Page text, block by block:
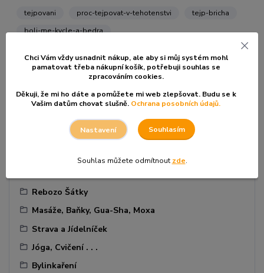
Kategorie blogu
Tradiční Čínská Medicína
Rebozo Šátky
Masáže, Baňky, Gua-Sha, Moxa
Strava a Jídelníček
Jóga, Cvičení . . .
Bylinkaření
tejpovani
proc-tejpovat-v-tehotenstvi
tejp-bricha
boli-me-kycle-a-bedra
Chci Vám vždy usnadnit nákup, ale aby si můj systém mohl
pamatovat třeba nákupní košík, potřebuji souhlas se
zpracováním cookies.
Děkuji, že mi ho dáte a pomůžete mi web zlepšovat. Budu se k
Vašim datům chovat slušně. Ochrana posobních údajů.
Nastavení Souhlasím
Souhlas můžete odmítnout zde.